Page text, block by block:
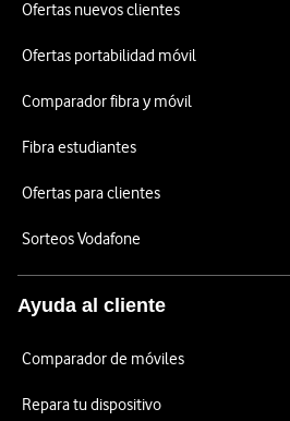
Ofertas nuevos clientes
Ofertas portabilidad móvil
Comparador fibra y móvil
Fibra estudiantes
Ofertas para clientes
Sorteos Vodafone
Ayuda al cliente
Comparador de móviles
Repara tu dispositivo